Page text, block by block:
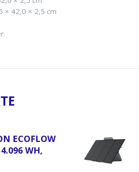
× 42,0 × 2,5 cm
ECOFLOW
WH,